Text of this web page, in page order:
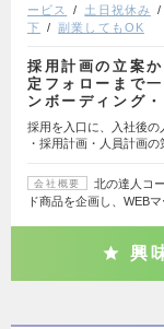
ービス
土日祝休み
下
副業してもOK
採用計画の立案
定フォローまで
ンボーディング
採用を入口に、入社後
・採用計画・人員計画
会社概要
北の達人コ
ド商品を企画し、WEB
興